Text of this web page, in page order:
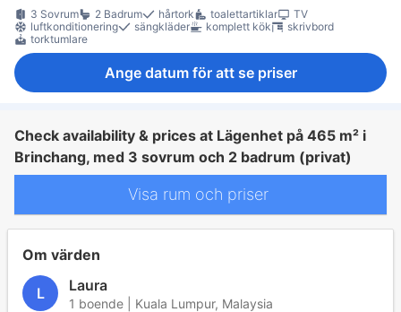
3 Sovrum
2 Badrum hårtork toalettartiklar
TV
luftkonditionering
sängkläder komplett kök
skrivbord
torktumlare
Ange datum för att se priser
Check availability & prices at Lägenhet på 465 m² i
Brinchang, med 3 sovrum och 2 badrum (privat)
Visa rum och priser
Om värden
L Laura
1 boende | Kuala Lumpur, Malaysia